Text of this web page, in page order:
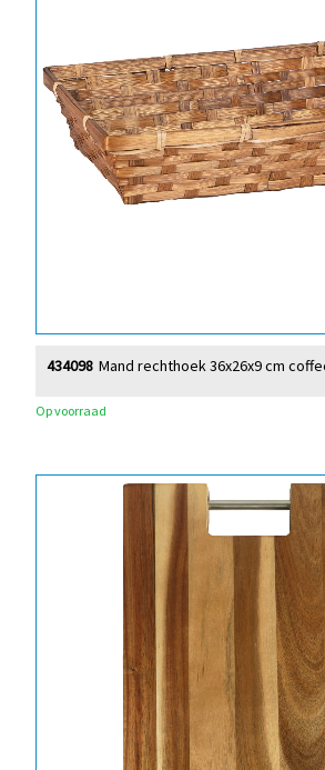
Mand rechthoek 36x26x9 cm
434098
Op voorraad